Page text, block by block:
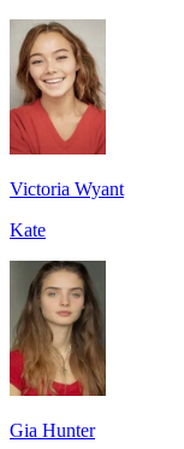
Victoria Wyant
Kate
Gia Hunter